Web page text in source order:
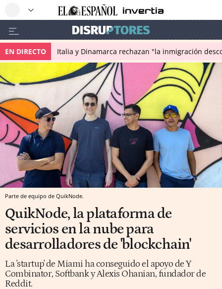
EN DIRECTO Italia y Dinamarca rechazan "la inmigración
Parte de equipo de QuikNode.
QuikNode, la plataforma de
servicios en la nube para
desarrolladores de 'blockchain'
La 'startup' de Miami ha conseguido el apoyo de Y
Combinator, Softbank y Alexis Ohanian, fundador de
Reddit.